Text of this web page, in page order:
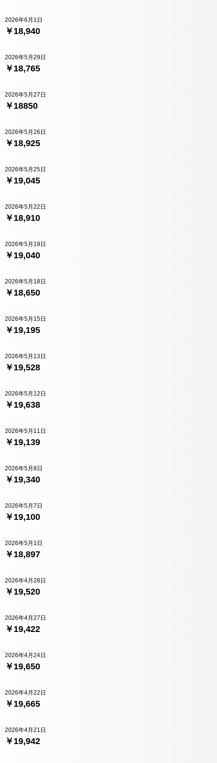
￥18,940
2026年6月1日
￥18,765
2026年5月29日
￥18850
2026年5月27日
￥18,925
2026年5月26日
￥19,045
2026年5月25日
￥18,910
2026年5月22日
￥19,040
2026年5月19日
￥18,650
2026年5月18日
￥19,195
2026年5月15日
￥19,528
2026年5月13日
￥19,638
2026年5月12日
￥19,139
2026年5月11日
￥19,340
2026年5月8日
￥19,100
2026年5月7日
￥18,897
2026年5月1日
￥19,520
2026年4月28日
￥19,422
2026年4月27日
￥19,650
2026年4月24日
￥19,665
2026年4月22日
￥19,942
2026年4月21日